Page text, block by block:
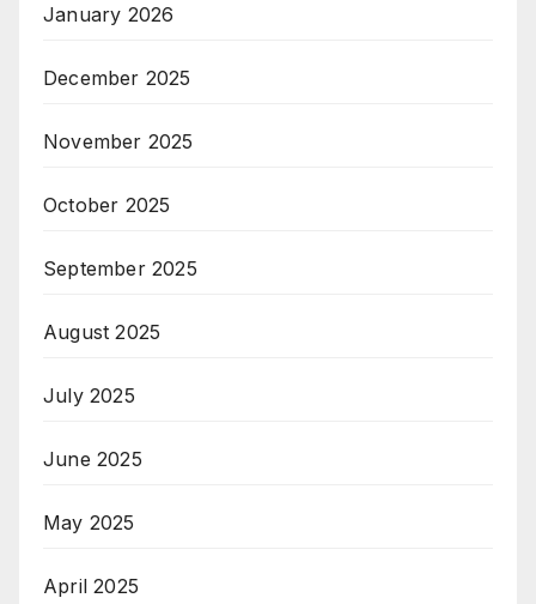
January 2026
December 2025
November 2025
October 2025
September 2025
August 2025
July 2025
June 2025
May 2025
April 2025